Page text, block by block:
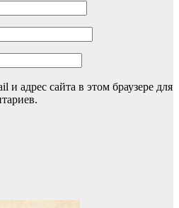
и адрес сайта в этом браузере для